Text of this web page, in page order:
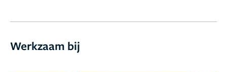
Werkzaam bij